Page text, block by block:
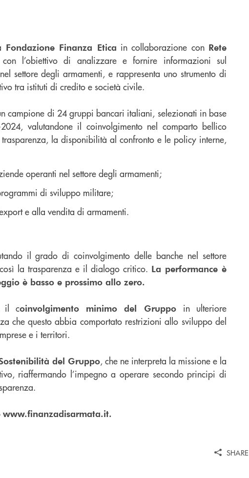
Fondazione Finanza Etica in collaborazione con Rete
l’obiettivo di analizzare e fornire informazioni sul
settore degli armamenti, e rappresenta uno strumento di
tra istituti di credito e società civile.
campione di 24 gruppi bancari italiani, selezionati in base
valutandone il coinvolgimento nel comparto bellico
la disponibilità al confronto e le policy interne,
operanti nel settore degli armamenti;
di sviluppo militare;
e alla vendita di armamenti.
il grado di coinvolgimento delle banche nel settore
la trasparenza e il dialogo critico. La performance è
è basso e prossimo allo zero.
il coinvolgimento minimo del Gruppo in ulteriore
che questo abbia comportato restrizioni allo sviluppo del
e i territori.
del Gruppo, che ne interpreta la missione e la
riaffermando l’impegno a operare secondo principi di
www.finanzadisarmata.it.
SHARE